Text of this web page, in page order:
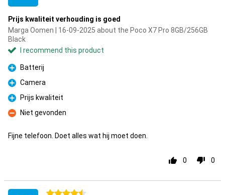
Prijs kwaliteit verhouding is goed
Marga Oomen | 16-09-2025 about the Poco X7 Pro 8GB/256GB
Black
I recommend this product
Pro
Batterij
Pro
Camera
Pro
Prijs kwaliteit
Con
Niet gevonden
Fijne telefoon. Doet alles wat hij moet doen.
0 0